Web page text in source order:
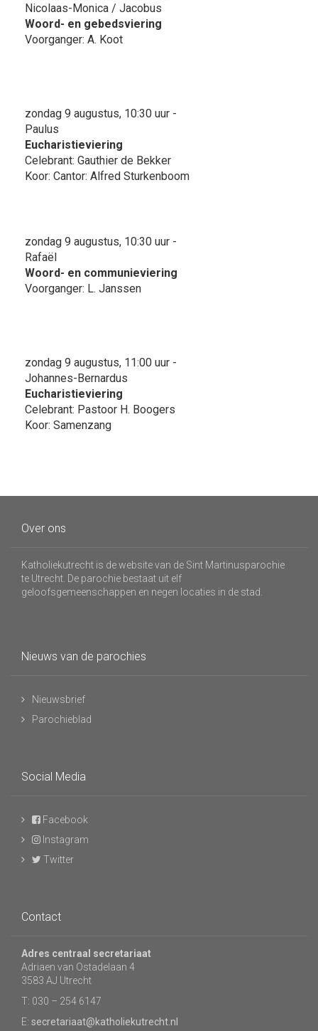
Nicolaas-Monica / Jacobus
Woord- en gebedsviering
Voorganger: A. Koot
zondag 9 augustus, 10:30 uur -
Paulus
Eucharistieviering
Celebrant: Gauthier de Bekker
Koor: Cantor: Alfred Sturkenboom
zondag 9 augustus, 10:30 uur -
Rafaël
Woord- en communieviering
Voorganger: L. Janssen
zondag 9 augustus, 11:00 uur -
Johannes-Bernardus
Eucharistieviering
Celebrant: Pastoor H. Boogers
Koor: Samenzang
Over ons
Katholiekutrecht is de website van de Sint Martinusparochie
te Utrecht. De parochie bestaat uit elf
geloofsgemeenschappen en negen locaties in de stad.
Nieuws van de parochies
Nieuwsbrief
Parochieblad
Social Media
Facebook
Instagram
Twitter
Contact
Adres centraal secretariaat
Adriaen van Ostadelaan 4
3583 AJ Utrecht
T: 030 – 254 6147
E: secretariaat@katholiekutrecht.nl